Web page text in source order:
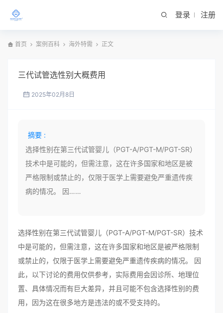
登录 注册
首页 案例百科 海外特需 正文
三代试管选性别大概费用
2025年02月8日
摘要 :
选择性别在第三代试管婴儿（PGT-A/PGT-M/PGT-SR）
技术中是可能的，但需注意，这在许多国家和地区是被
严格限制或禁止的，仅限于医学上需要避免严重遗传疾
病的情况。 因……
选择性别在第三代试管婴儿（PGT-A/PGT-M/PGT-SR）技术
中是可能的，但需注意，这在许多国家和地区是被严格限制
或禁止的，仅限于医学上需要避免严重遗传疾病的情况。 因
此，以下讨论的费用仅供参考，实际费用会因诊所、地理位
置、具体情况而有巨大差异，并且可能不包含选择性别的费
用，因为这在很多地方是违法的或不受支持的。